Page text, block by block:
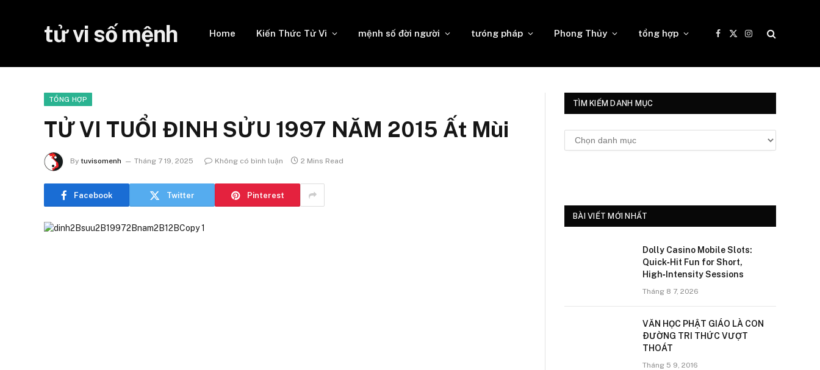
tử vi số mệnh Home Kiến Thức Tử Vi mệnh số đời người tưóng pháp Phong Thủy tổng hợp
Facebook
X
Instagram
TỔNG HỢP
TỬ VI TUỔI ĐINH SỬU 1997 NĂM 2015 Ất Mùi
By tuvisomenh Tháng 7 19, 2025 Không có bình luận 2 Mins Read
Facebook Twitter Pinterest
TÌM KIẾM DANH MỤC
Tìm
kiếm
BÀI VIẾT MỚI NHẤT
Dolly Casino Mobile Slots:
Quick‑Hit Fun for Short,
High‑Intensity Sessions
Tháng 8 7, 2026
VĂN HỌC PHẬT GIÁO LÀ CON
ÐƯỜNG TRI THỨC VƯỢT
THOÁT
Tháng 5 9, 2016